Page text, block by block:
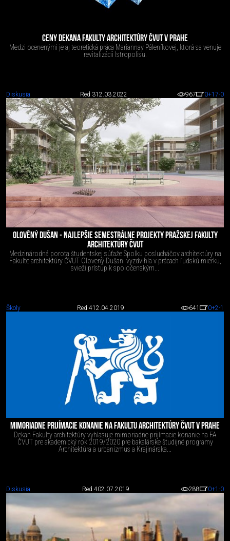
CENY DEKANA FAKULTY ARCHITEKTÚRY ČVUT V PRAHE
Medzi ocenenými je aj teoretická práca Mariannay Páleníkovej, ktorá sa venuje
revitalizácii Istropolisu.
Diskusia Red 312.03.2022 967 0+17-0
OLOVĚNÝ DUŠAN - NAJLEPŠIE SEMESTRÁLNE PROJEKTY PRAŽSKEJ FAKULTY
ARCHITEKTÚRY ČVUT
Medzinárodná porota študentskej súťaže Spolku poslucháčov architektúry na
Fakulte architektúry ČVUT Olovený Dušan vyzdvihla v prácach ľudskú mierku,
svieži prístup k spoločenským...
Školy Red 412.04.2019 641 0+2-1
MIMORIADNE PRIJÍMACIE KONANIE NA FAKULTU ARCHITEKTÚRY ČVUT V PRAHE
Dekan Fakulty architektúry vyhlasuje mimoriadne prijímacie konanie na FA
ČVUT pre akademický rok 2019/2020 pre bakalárske študijné programy
Architektúra a urbanizmus a Krajinárska...
Diskusia Red 402.07.2019 288 0+1 -0